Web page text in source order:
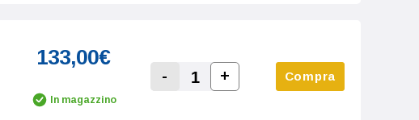
133,00€
In magazzino Decrease Quantity:
-
Increase Quantity:
+ Compra